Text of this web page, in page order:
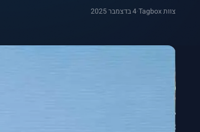
צוות Tagbox ·4 בדצמבר 2025